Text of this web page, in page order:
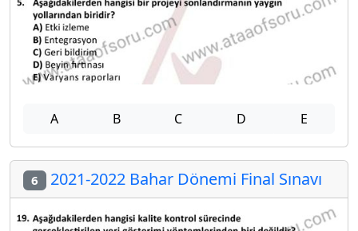
A B C D E
6 2021-2022 Bahar Dönemi Final Sınavı